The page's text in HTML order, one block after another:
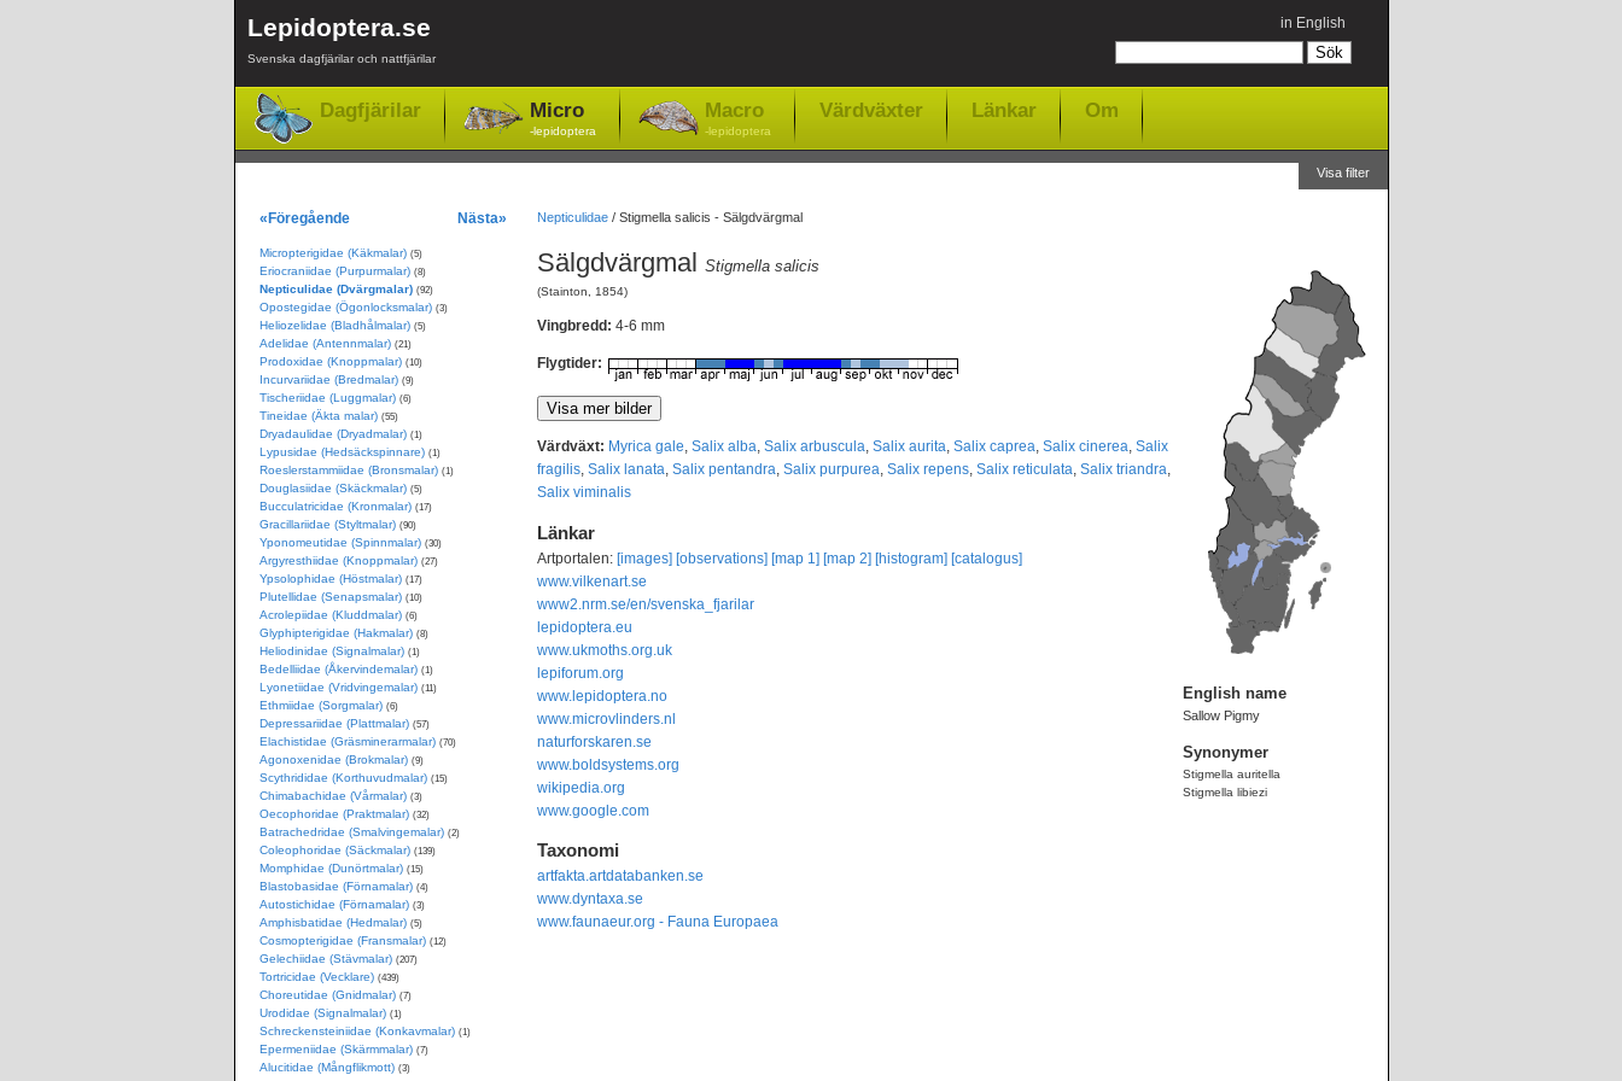
Lepidoptera.se
Svenska dagfjärilar och nattfjärilar
in English
Dagfjärilar Micro
-lepidoptera
Macro
-lepidoptera
Värdväxter Länkar Om
Visa filter
Nepticulidae/ Stigmella salicis - Sälgdvärgmal
Sälgdvärgmal Stigmella salicis
(Stainton, 1854)
Vingbredd: 4-6 mm
Flygtider:
Värdväxt: Myrica gale, Salix alba, Salix arbuscula, Salix aurita, Salix caprea, Salix cinerea, Salix
fragilis, Salix lanata, Salix pentandra, Salix purpurea, Salix repens, Salix reticulata, Salix triandra,
Salix viminalis
Länkar
Artportalen: [images] [observations] [map 1] [map 2] [histogram] [catalogus]
www.vilkenart.se
www2.nrm.se/en/svenska_fjarilar
lepidoptera.eu
www.ukmoths.org.uk
lepiforum.org
www.lepidoptera.no
www.microvlinders.nl
naturforskaren.se
www.boldsystems.org
wikipedia.org
www.google.com
Taxonomi
artfakta.artdatabanken.se
www.dyntaxa.se
www.faunaeur.org - Fauna Europaea
English name
Sallow Pigmy
Synonymer
Stigmella auritella
Stigmella libiezi
«Föregående Nästa»
Micropterigidae (Käkmalar) (5)
Eriocraniidae (Purpurmalar) (8)
Nepticulidae (Dvärgmalar) (92)
Opostegidae (Ögonlocksmalar) (3)
Heliozelidae (Bladhålmalar) (5)
Adelidae (Antennmalar) (21)
Prodoxidae (Knoppmalar) (10)
Incurvariidae (Bredmalar) (9)
Tischeriidae (Luggmalar) (6)
Tineidae (Äkta malar) (55)
Dryadaulidae (Dryadmalar) (1)
Lypusidae (Hedsäckspinnare) (1)
Roeslerstammiidae (Bronsmalar) (1)
Douglasiidae (Skäckmalar) (5)
Bucculatricidae (Kronmalar) (17)
Gracillariidae (Styltmalar) (90)
Yponomeutidae (Spinnmalar) (30)
Argyresthiidae (Knoppmalar) (27)
Ypsolophidae (Höstmalar) (17)
Plutellidae (Senapsmalar) (10)
Acrolepiidae (Kluddmalar) (6)
Glyphipterigidae (Hakmalar) (8)
Heliodinidae (Signalmalar) (1)
Bedelliidae (Åkervindemalar) (1)
Lyonetiidae (Vridvingemalar) (11)
Ethmiidae (Sorgmalar) (6)
Depressariidae (Plattmalar) (57)
Elachistidae (Gräsminerarmalar) (70)
Agonoxenidae (Brokmalar) (9)
Scythrididae (Korthuvudmalar) (15)
Chimabachidae (Vårmalar) (3)
Oecophoridae (Praktmalar) (32)
Batrachedridae (Smalvingemalar) (2)
Coleophoridae (Säckmalar) (139)
Momphidae (Dunörtmalar) (15)
Blastobasidae (Förnamalar) (4)
Autostichidae (Förnamalar) (3)
Amphisbatidae (Hedmalar) (5)
Cosmopterigidae (Fransmalar) (12)
Gelechiidae (Stävmalar) (207)
Tortricidae (Vecklare) (439)
Choreutidae (Gnidmalar) (7)
Urodidae (Signalmalar) (1)
Schreckensteiniidae (Konkavmalar) (1)
Epermeniidae (Skärmmalar) (7)
Alucitidae (Mångflikmott) (3)